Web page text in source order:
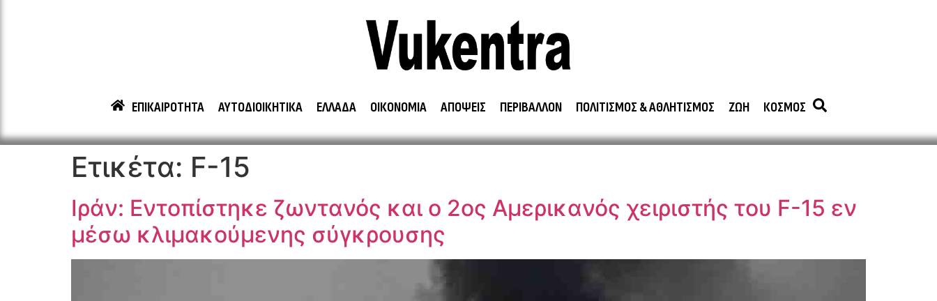
ΕΠΙΚΑΙΡΟΤΗΤΑ ΑΥΤΟΔΙΟΙΚΗΤΙΚΑ ΕΛΛΑΔΑ ΟΙΚΟΝΟΜΙΑ ΑΠΟΨΕΙΣ ΠΕΡΙΒΑΛΛΟΝ ΠΟΛΙΤΙΣΜΟΣ & ΑΘΛΗΤΙΣΜΟΣ ΖΩΗ ΚΟΣΜΟΣ
Ετικέτα: F-15
Ιράν: Εντοπίστηκε ζωντανός και ο 2ος Αμερικανός χειριστής του F-15 εν
μέσω κλιμακούμενης σύγκρουσης